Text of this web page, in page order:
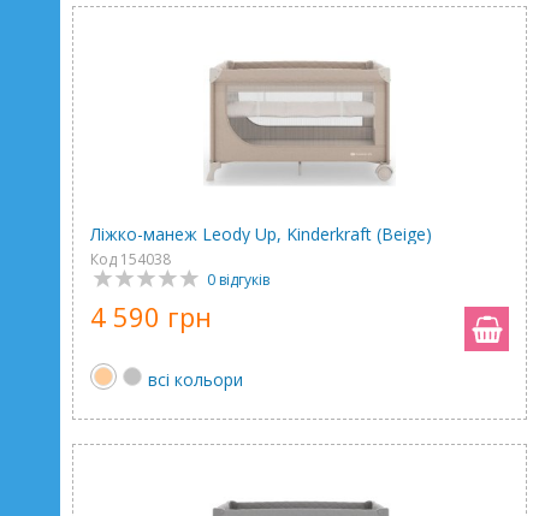
Ліжко-манеж Leody Up, Kinderkraft (Beige)
Код 154038
0 відгуків
4 590 грн
всі кольори